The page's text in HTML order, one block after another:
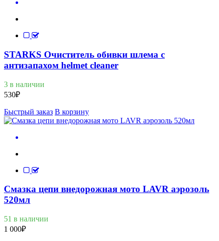
STARKS Очиститель обивки шлема с
антизапахом helmet cleaner
3 в наличии
530₽
Быстрый заказ В корзину
Смазка цепи внедорожная мото LAVR аэрозоль
520мл
51 в наличии
1 000₽